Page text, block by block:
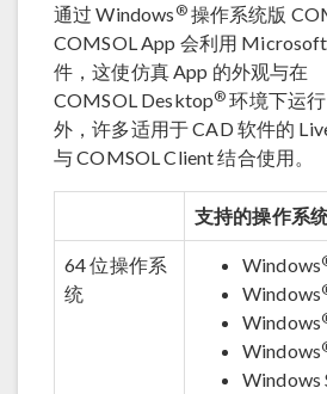
通过 Windows ®操作系统版
COMSOL App 会利用 Microsoft
件，这使仿真 App 的外观与在
COMSOL Desktop® 环境下运
外，许多适用于 CAD 软件的
与 COMSOL Client 结合使用。
支持的操作系
64 位操作系
统
Windows
Windows
Windows
Windows
Windows